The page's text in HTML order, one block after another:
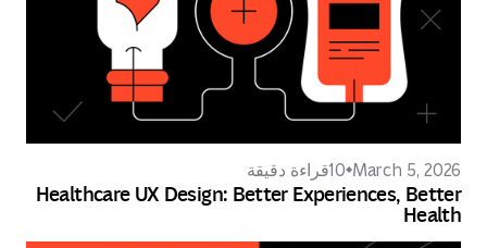
March 5,
10قراءة دقيقة
Healthcare UX Design: Better Experiences,